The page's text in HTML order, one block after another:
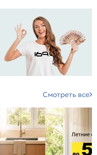
Смотреть все